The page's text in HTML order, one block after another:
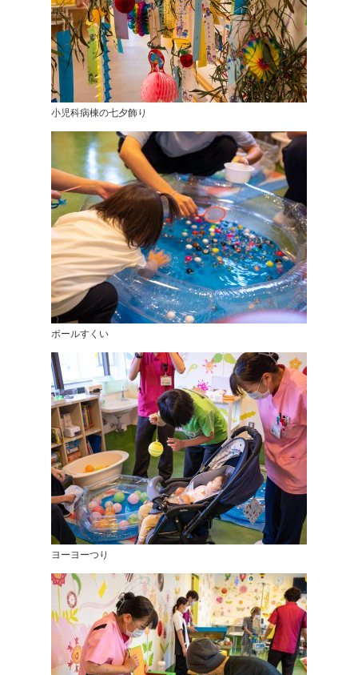
小児科病棟の七夕飾り
ボールすくい
ヨーヨーつり